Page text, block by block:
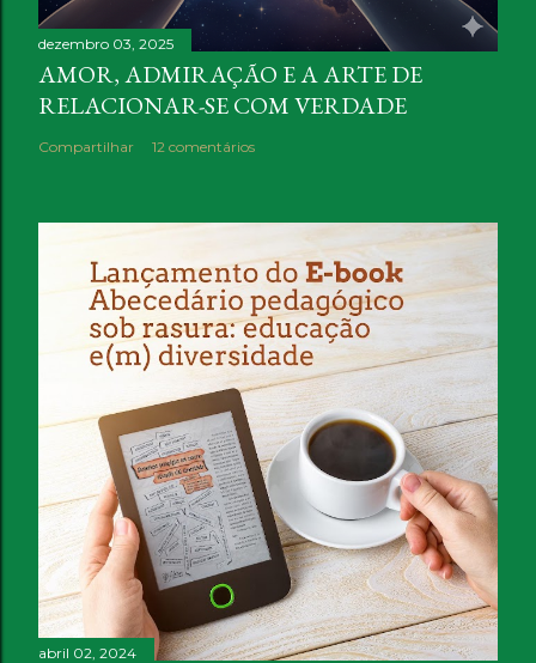
dezembro 03, 2025
AMOR, ADMIRAÇÃO E A ARTE DE
RELACIONAR-SE COM VERDADE
Compartilhar 12 comentários
abril 02, 2024